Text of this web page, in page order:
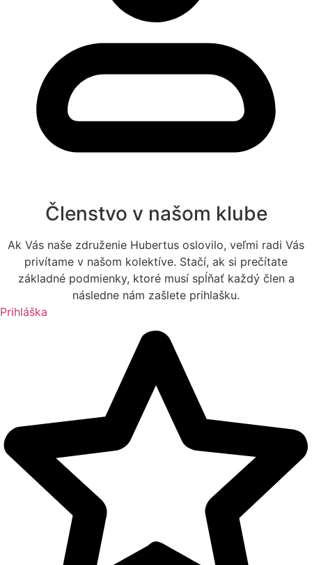
Členstvo v našom klube
Ak Vás naše združenie Hubertus oslovilo, veľmi radi Vás
privítame v našom kolektíve. Stačí, ak si prečítate
základné podmienky, ktoré musí spĺňať každý člen a
následne nám zašlete prihlašku.
Prihláška